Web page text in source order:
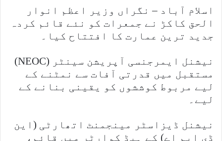
اسلام آباد – نگراں وزیر اعظم انوار
الحق کاکڑ نے جمعرات کو نئے قائم کردہ
جدید ترین عمارت کا افتتاح کیا۔
نیشنل ایمرجنسی آپریشن سینٹر (NEOC)
مستقبل میں قدرتی آفات سے نمٹنے کے
لیے مربوط کوششوں کو یقینی بنانے کے
لیے۔
نیشنل ڈیزاسٹر مینجمنٹ اتھارٹی (این
ڈی ایم اے) کے ہیڈ کوارٹر میں قائم،